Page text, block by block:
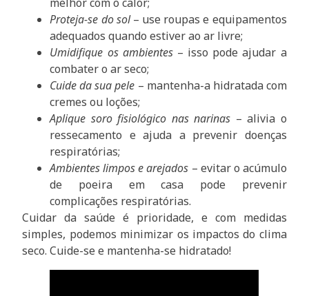
Proteja-se do sol– use roupas e equipamentos
adequados quando estiver ao ar livre;
Umidifique os ambientes– isso pode ajudar a
combater o ar seco;
Cuide da sua pele – mantenha-a hidratada com
cremes ou loções;
Aplique soro fisiológico nas narinas – alivia o
ressecamento e ajuda a prevenir doenças
respiratórias;
Ambientes limpos e arejados – evitar o acúmulo
de poeira em casa pode prevenir
complicações respiratórias.
Cuidar da saúde é prioridade, e com medidas
simples, podemos minimizar os impactos do clima
seco. Cuide-se e mantenha-se hidratado!